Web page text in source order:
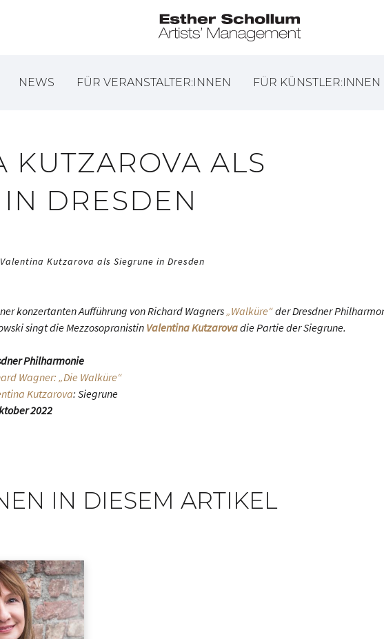
NEWS FÜR VERANSTALTER:INNEN FÜR KÜNSTLER:INNEN
KUTZAROVA ALS
DRESDEN
Valentina Kutzarova als Siegrune in Dresden
konzertanten Aufführung von Richard Wagners„Walküre“der Dresdner
singt die Mezzosopranistin Valentina Kutzarovadie Partie der Siegrune.
Philharmonie
Wagner: „Die Walküre“
Kutzarova: Siegrune
2022
IN DIESEM ARTIKEL